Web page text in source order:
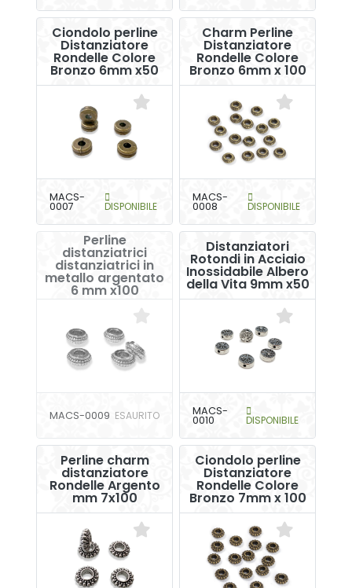
Ciondolo perline
Distanziatore
Rondelle Colore
Bronzo 6mm x50
MACS-
0007 DISPONIBILE
Charm Perline
Distanziatore
Rondelle Colore
Bronzo 6mm x 100
MACS-
0008 DISPONIBILE
Perline
distanziatrici
distanziatrici in
metallo argentato
6 mm x100
MACS-0009 ESAURITO
Distanziatori
Rotondi in Acciaio
Inossidabile Albero
della Vita 9mm x50
MACS-
0010 DISPONIBILE
Perline charm
distanziatore
Rondelle Argento
mm 7x100
Ciondolo perline
Distanziatore
Rondelle Colore
Bronzo 7mm x 100